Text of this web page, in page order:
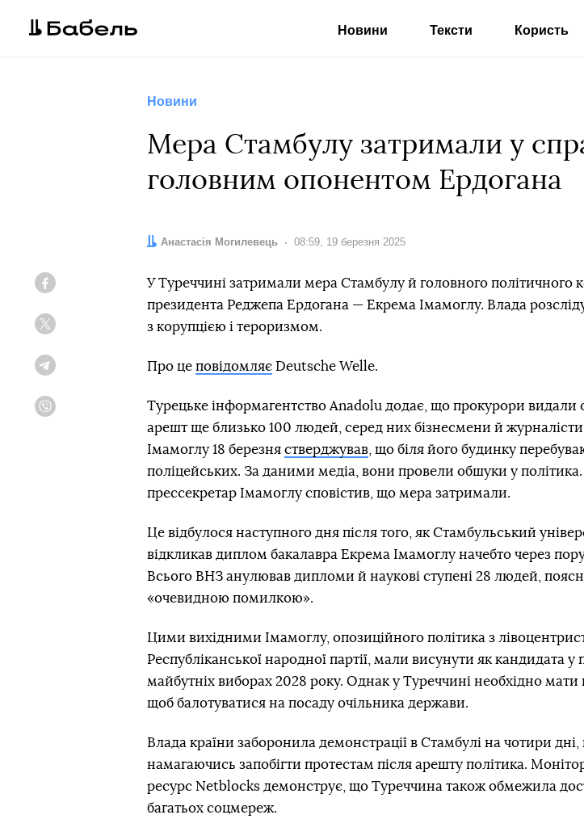
Новини Тексти Користь
Новини
Мера Стамбулу затримали у
головним опонентом Ердогана
Автор:
Анастасія Могилевець Дата:
08:59, 19 березня 2025
У Туреччині затримали мера Стамбулу й головного політичного
президента Реджепа Ердогана — Екрема Імамоглу. Влада
з корупцією і тероризмом.
Про це повідомляє Deutsche Welle.
Турецьке інформагентство Anadolu додає, що прокурори видали
арешт ще близько 100 людей, серед них бізнесмени й
Імамоглу 18 березня стверджував , що біля його будинку
поліцейських. За даними медіа, вони провели обшуки у політика.
прессекретар Імамоглу сповістив, що мера затримали.
Це відбулося наступного дня після того, як Стамбульський
відкликав диплом бакалавра Екрема Імамоглу начебто через
Всього ВНЗ анулював дипломи й наукові ступені 28 людей,
«очевидною помилкою».
Цими вихідними Імамоглу, опозиційного політика з
Республіканської народної партії, мали висунути як кандидата у
майбутніх виборах 2028 року. Однак у Туреччині необхідно мати
щоб балотуватися на посаду очільника держави.
Влада країни заборонила демонстрації в Стамбулі на чотири дні,
намагаючись запобігти протестам після арешту політика.
ресурс Netblocks демонструє, що Туреччина також обмежила
багатьох соцмереж.